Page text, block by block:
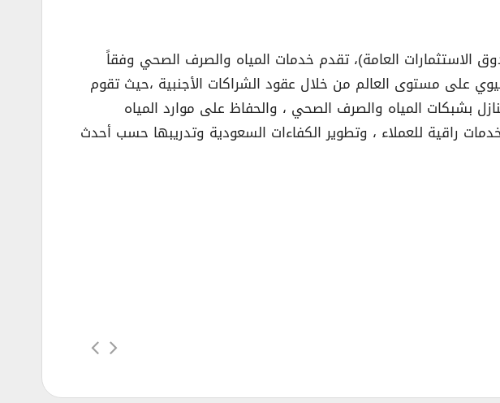
العامة)، تقدم خدمات المياه والصرف الصحي وفقاً
على مستوى العالم من خلال عقود الشراكات الأجنبية ،حيث تقوم
بشبكات المياه والصرف الصحي ، والحفاظ على موارد المياه
راقية للعملاء ، وتطوير الكفاءات السعودية وتدريبها حسب أحدث